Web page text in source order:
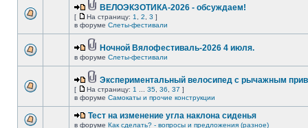
ВЕЛОЭКЗОТИКА-2026 - обсуждаем!
[ На страницу: 1 2 3 ]
в форуме Слеты-фестивали
Ночной Вялофестиваль-2026 4 июля.
в форуме Слеты-фестивали
Экспериментальный велосипед с рычажным
[ На страницу: 1 35 36 37 ]
в форуме Самокаты и прочие конструкции
Тест на изменение угла наклона сиденья
в форуме Как сделать? - вопросы и предложения (разное)